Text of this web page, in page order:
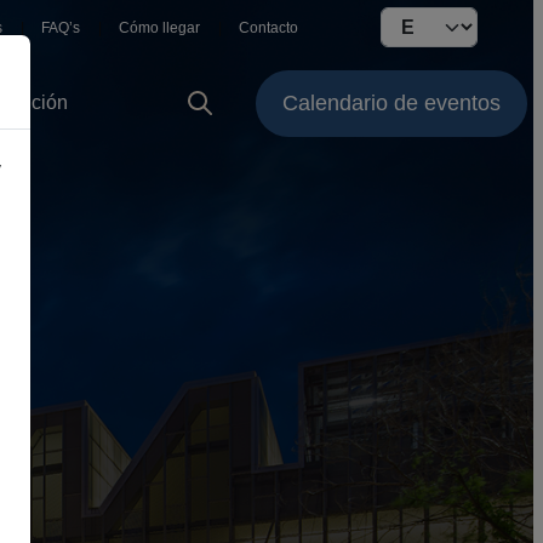
FAQ’s Cómo llegar Contacto Select your
Calendario de eventos